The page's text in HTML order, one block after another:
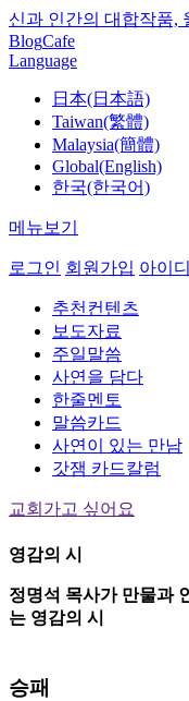
신과 인간의 대합작품,
BlogCafe
Language
日本(日本語)
Taiwan(繁體)
Malaysia(簡體)
Global(English)
한국(한국어)
메뉴보기
로그인 회원가입 아이
추천컨텐츠
보도자료
주일말씀
사연을 담다
한줄멘토
말씀카드
사연이 있는 만남
갓잼 카드칼럼
교회가고 싶어요
영감의 시
정명석 목사가 만물과
는 영감의 시
승패